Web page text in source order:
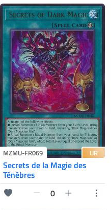
MZMU-FR069 UR
Secrets de la Magie des
Ténèbres
0